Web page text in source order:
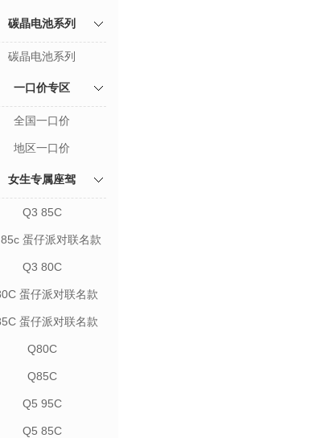
碳晶电池系列
碳晶电池系列
一口价专区
全国一口价
地区一口价
女生专属座驾
Q3 85C
蛋仔派对联名款
Q3 80C
蛋仔派对联名款
蛋仔派对联名款
Q80C
Q85C
Q5 95C
Q5 85C